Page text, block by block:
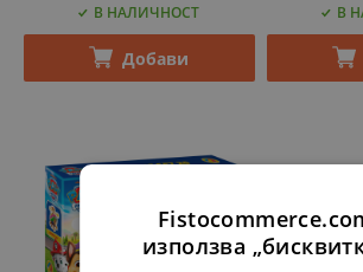
В НАЛИЧНОСТ
Добави
В
използва